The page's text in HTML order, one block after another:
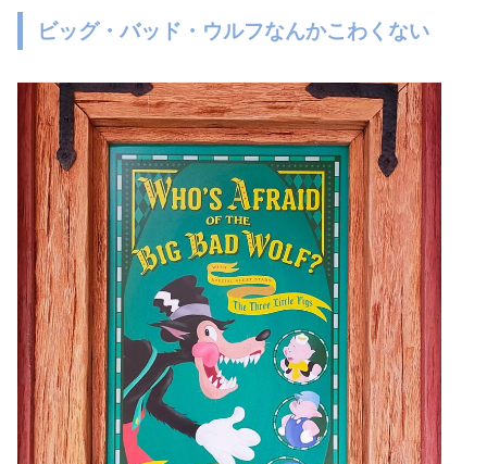
ビッグ・バッド・ウルフなんかこわくない